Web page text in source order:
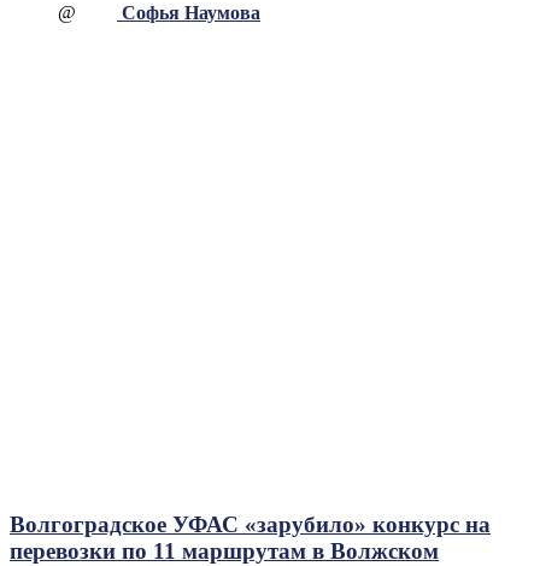
@ Софья Наумова
Волгоградское УФАС «зарубило» конкурс на
перевозки по 11 маршрутам в Волжском